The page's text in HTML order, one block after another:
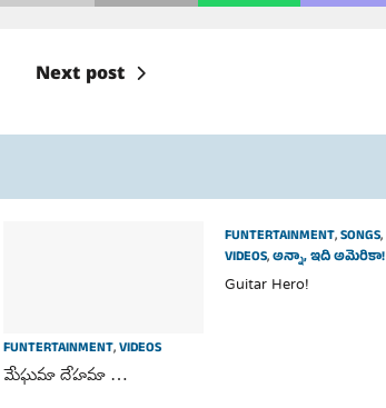
Next post
FUNTERTAINMENT,VIDEOS
మేఘమా దేహమా …
FUNTERTAINMENT,SONGS,
VIDEOS,అన్నా, ఇది అమెరికా!
Guitar Hero!